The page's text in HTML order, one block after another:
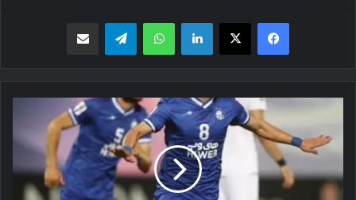
فیسبوک X لینکدین واتس اپ تلگرام